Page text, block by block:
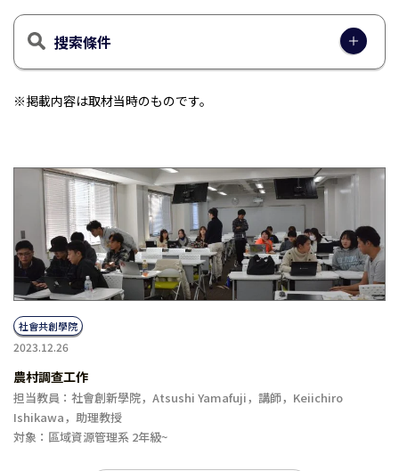
搜索條件
※掲載内容は取材当時のものです。
社會共創學院
2023.12.26
農村調查工作
担当教員：社會創新學院，Atsushi Yamafuji，講師，Keiichiro
Ishikawa，助理教授
対象：區域資源管理系 2年級~